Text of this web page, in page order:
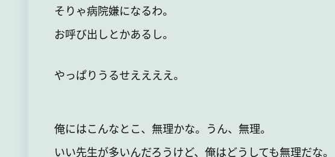
そりゃ病院嫌になるわ。
お呼び出しとかあるし。
やっぱりうるせええええ。
俺にはこんなとこ、無理かな。うん、無理。
いい先生が多いんだろうけど、俺はどうしても無理だな。